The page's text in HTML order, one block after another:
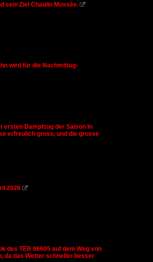
sein Ziel Chaulin Mussée. 
wird für die Nachmittag-
ersten Dampfzug der Saison in
erfreulich gross, und die grosse
2026 
des TER 96605 auf dem Weg von
da das Wetter schneller besser